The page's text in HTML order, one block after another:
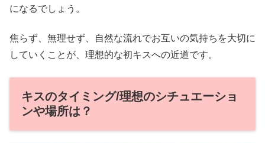
になるでしょう。
焦らず、無理せず、自然な流れでお互いの気持ちを大切に
していくことが、理想的な初キスへの近道です。
キスのタイミング/理想のシチュエーショ
ンや場所は？